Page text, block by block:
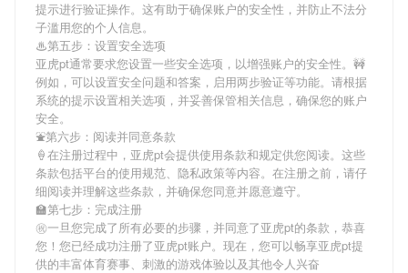
提示进行验证操作。这有助于确保账户的安全性，并防止不法分
子滥用您的个人信息。
♨第五步：设置安全选项
亚虎pt通常要求您设置一些安全选项，以增强账户的安全性。🚧
例如，可以设置安全问题和答案，启用两步验证等功能。请根据
系统的提示设置相关选项，并妥善保管相关信息，确保您的账户
安全。
⛲第六步：阅读并同意条款
🍦在注册过程中， 亚虎pt会提供使用条款和规定供您阅读。这些
条款包括平台的使用规范、隐私政策等内容。在注册之前，请仔
细阅读并理解这些条款，并确保您同意并愿意遵守。
🏫第七步：完成注册
㊗一旦您完成了所有必要的步骤，并同意了亚虎pt的条款，恭喜
您！您已经成功注册了亚虎pt账户。现在，您可以畅享亚虎pt提
供的丰富体育赛事、刺激的游戏体验以及其他令人兴奋